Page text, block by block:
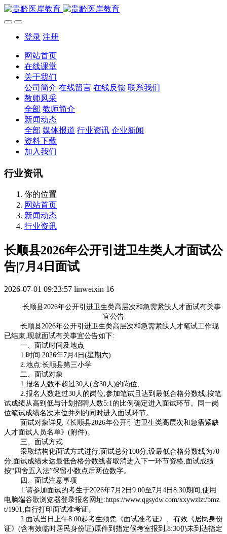
登录 注册
网站首页
在线课堂
关于我们
公司简介 在线留言 在线反馈 联系我们
教师风采
全部 教师简介
新闻动态
全部 媒体报道 行业资讯 企业新闻
资料下载
加入我们
行业资讯
你的位置
网站首页
新闻动态
行业资讯
长顺县2026年公开引进卫生类人才面试公
告|7月4日面试
2026-07-01 09:23:57 linweixin 16
长顺县2026年公开引进卫生类高层次和急需紧缺人才面试有关事
宜公告
长顺县2026年公开引进卫生类高层次和急需紧缺人才笔试工作现
已结束,现就面试有关事宜公告如下:
一、面试时间及地点
1.时间:2026年7月4日(星期六)
2.地点:长顺县第三小学
二、面试对象
1.报名人数不超过30人(含30人)的岗位;
2.报名人数超过30人的岗位,参加笔试且达到最低合格分数线,按笔
试成绩从高到低与计划招聘人数5:1的比例确定进入面试环节。同一岗
位笔试成绩名次末位并列的同时进入面试环节。
面试对象详见《长顺县2026年公开引进卫生类高层次和急需紧缺
人才面试人员名单》(附件)。
三、面试方式
采取结构化面试方式进行,面试总分100分,设最低合格分数线为70
分,面试成绩未达最低合格分数线者取消进入下一环节资格,面试成绩
按“四舍五入法”保留小数点后两位数字。
四、面试注意事项
1.请参加面试的考生于2026年7月2日9:00至7月4日8:30期间,使用
电脑端谷歌浏览器登录报名网址:https://www.qgsydw.com/xxywzlzt/bmz
t/1901,自行打印面试准考证。
2.面试当日上午8:00起考生须凭《面试准考证》、有效《居民身份
证》(含有效临时居民身份证)原件到指定候考室报到,8:30仍未到达指定